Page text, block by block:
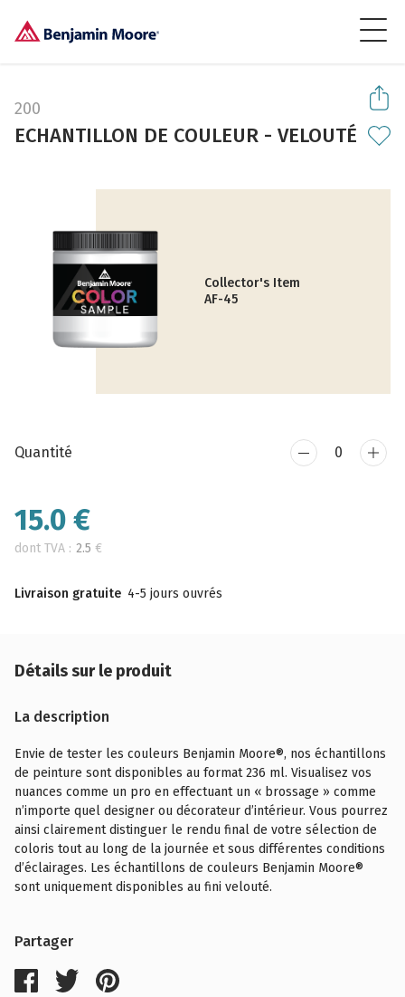
200
ECHANTILLON DE COULEUR - VELOUTÉ
Collector's Item
AF-45
Quantité
15.0 €
dont TVA : 2.5 €
Livraison gratuite 4-5 jours ouvrés
Détails sur le produit
La description
Envie de tester les couleurs Benjamin Moore®, nos échantillons
de peinture sont disponibles au format 236 ml. Visualisez vos
nuances comme un pro en effectuant un « brossage » comme
n’importe quel designer ou décorateur d’intérieur. Vous pourrez
ainsi clairement distinguer le rendu final de votre sélection de
coloris tout au long de la journée et sous différentes conditions
d’éclairages. Les échantillons de couleurs Benjamin Moore®
sont uniquement disponibles au fini velouté.
Partager